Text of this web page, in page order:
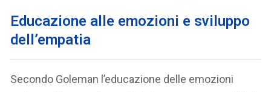
Educazione alle emozioni e sviluppo
dell’empatia
Secondo Goleman l’educazione delle emozioni